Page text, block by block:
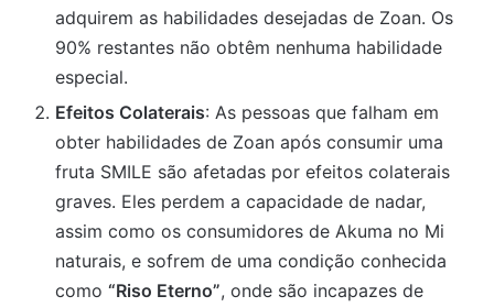
adquirem as habilidades desejadas de Zoan. Os
90% restantes não obtêm nenhuma habilidade
especial.
Efeitos Colaterais: As pessoas que falham em
obter habilidades de Zoan após consumir uma
fruta SMILE são afetadas por efeitos colaterais
graves. Eles perdem a capacidade de nadar,
assim como os consumidores de Akuma no Mi
naturais, e sofrem de uma condição conhecida
como “Riso Eterno”, onde são incapazes de